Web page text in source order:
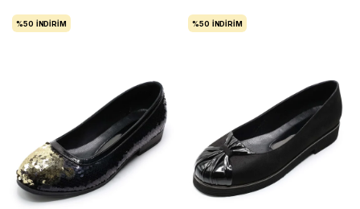
%50 İNDIRIM %50 İNDIRIM